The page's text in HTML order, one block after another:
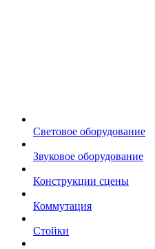
Световое оборудование
Звуковое оборудование
Конструкции сцены
Коммутация
Стойки